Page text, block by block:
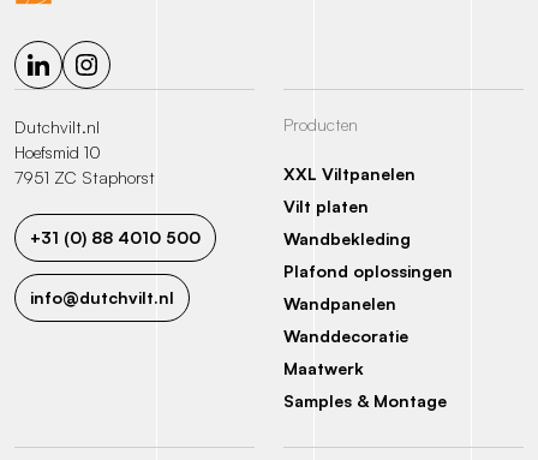
Dutchvilt.nl
Hoefsmid 10
7951 ZC Staphorst
+31 (0) 88 4010 500
info@dutchvilt.nl
Producten
XXL Viltpanelen
Vilt platen
Wandbekleding
Plafond oplossingen
Wandpanelen
Wanddecoratie
Maatwerk
Samples & Montage